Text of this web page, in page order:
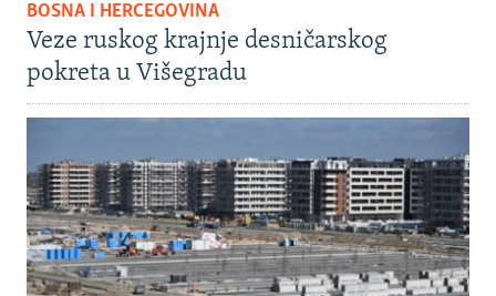
BOSNA I HERCEGOVINA
Veze ruskog krajnje desničarskog
pokreta u Višegradu